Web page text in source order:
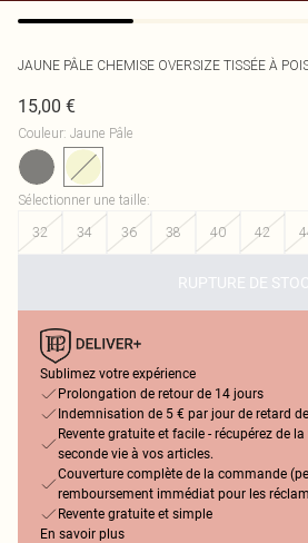
JAUNE PÂLE CHEMISE OVERSIZE TISSÉE À
15,00 €
Couleur: Jaune Pâle
Sélectionner une taille:
32
34 36 38 40 42
RUPTURE DE
Sublimez votre expérience
Prolongation de retour de 14 jours
Indemnisation de 5 € par jour de retard
Revente gratuite et facile - récupérez de
seconde vie à vos articles.
Couverture complète de la commande
remboursement immédiat pour les
Revente gratuite et simple
En savoir plus